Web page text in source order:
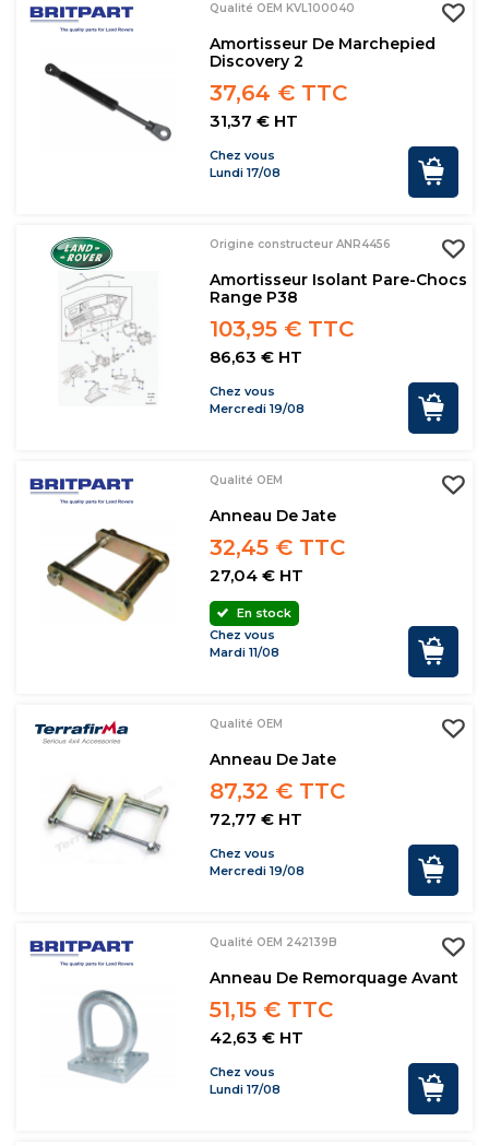
Qualité OEM KVL100040
Amortisseur De Marchepied
Discovery 2
37,64 € TTC
31,37 € HT
Chez vous
Lundi 17/08
Origine constructeur ANR4456
Amortisseur Isolant Pare-Chocs
Range P38
103,95 € TTC
86,63 € HT
Chez vous
Mercredi 19/08
Qualité OEM
Anneau De Jate
32,45 € TTC
27,04 € HT
En stock
Chez vous
Mardi 11/08
Qualité OEM
Anneau De Jate
87,32 € TTC
72,77 € HT
Chez vous
Mercredi 19/08
Qualité OEM 242139B
Anneau De Remorquage Avant
51,15 € TTC
42,63 € HT
Chez vous
Lundi 17/08